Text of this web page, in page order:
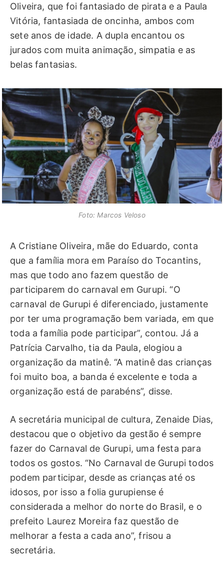
Oliveira, que foi fantasiado de pirata e a Paula
Vitória, fantasiada de oncinha, ambos com
sete anos de idade. A dupla encantou os
jurados com muita animação, simpatia e as
belas fantasias.
Foto: Marcos Veloso
A Cristiane Oliveira, mãe do Eduardo, conta
que a família mora em Paraíso do Tocantins,
mas que todo ano fazem questão de
participarem do carnaval em Gurupi. “O
carnaval de Gurupi é diferenciado, justamente
por ter uma programação bem variada, em que
toda a família pode participar”, contou. Já a
Patrícia Carvalho, tia da Paula, elogiou a
organização da matinê. “A matinê das crianças
foi muito boa, a banda é excelente e toda a
organização está de parabéns”, disse.
A secretária municipal de cultura, Zenaide Dias,
destacou que o objetivo da gestão é sempre
fazer do Carnaval de Gurupi, uma festa para
todos os gostos. “No Carnaval de Gurupi todos
podem participar, desde as crianças até os
idosos, por isso a folia gurupiense é
considerada a melhor do norte do Brasil, e o
prefeito Laurez Moreira faz questão de
melhorar a festa a cada ano”, frisou a
secretária.